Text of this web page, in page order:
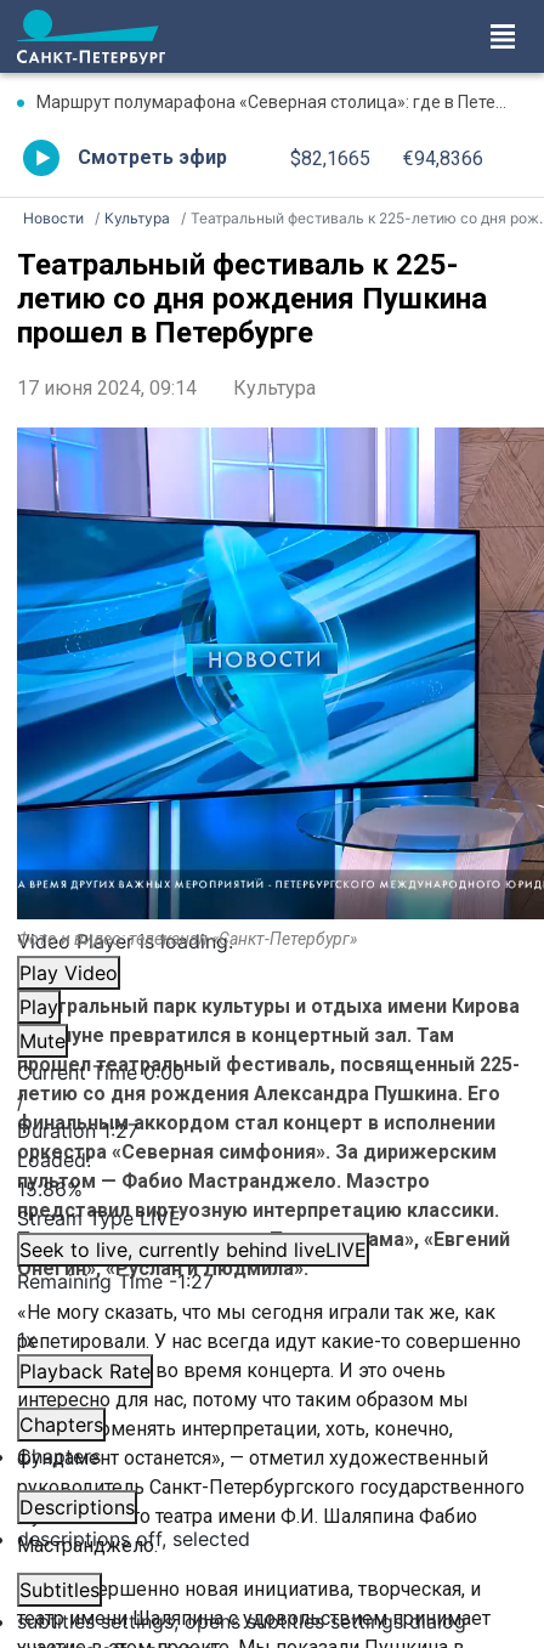
Маршрут полумарафона «Северная столица»: где в Петербурге будут перекрыты дороги 9 августа
Смотреть эфир $82,1665 €94,8366
Новости Культура Театральный фестиваль к 225-летию со дня рождения Пушкина прошел в Петербурге
Театральный фестиваль к 225-
летию со дня рождения Пушкина
прошел в Петербурге
17 июня 2024, 09:14 Культура
Video Player is loading.
Play Video
Play
Mute
Current Time0:00
/
Duration1:27
Loaded:
15.86%
Stream TypeLIVE
Seek to live, currently behind liveLIVE
Remaining Time-1:27
1x
Playback Rate
Chapters
Chapters
Descriptions
descriptions off, selected
Subtitles
subtitles settings, opens subtitles settings dialog
Фото и видео: телеканал «Санкт-Петербург»
Центральный парк культуры и отдыха имени Кирова
накануне превратился в концертный зал. Там
прошел театральный фестиваль, посвященный 225-
летию со дня рождения Александра Пушкина. Его
финальным аккордом стал концерт в исполнении
оркестра «Северная симфония». За дирижерским
пультом — Фабио Мастранджело. Маэстро
представил виртуозную интерпретацию классики.
Прозвучали арии из опер «Пиковая дама», «Евгений
Онегин», «Руслан и Людмила».
«Не могу сказать, что мы сегодня играли так же, как
репетировали. У нас всегда идут какие-то совершенно
иные подходы во время концерта. И это очень
интересно для нас, потому что таким образом мы
можем поменять интерпретации, хоть, конечно,
фундамент останется», — отметил художественный
руководитель Санкт-Петербургского государственного
музыкального театра имени Ф.И. Шаляпина Фабио
Мастранджело.
«Это совершенно новая инициатива, творческая, и
театр имени Шаляпина с удовольствием принимает